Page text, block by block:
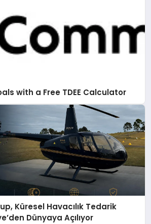
with a Free TDEE Calculator
Küresel Havacılık Tedarik
Dünyaya Açılıyor